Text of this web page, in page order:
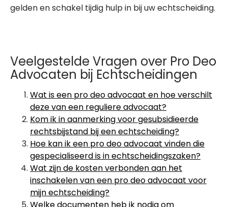
gelden en schakel tijdig hulp in bij uw echtscheiding.
Veelgestelde Vragen over Pro Deo
Advocaten bij Echtscheidingen
Wat is een pro deo advocaat en hoe verschilt
deze van een reguliere advocaat?
Kom ik in aanmerking voor gesubsidieerde
rechtsbijstand bij een echtscheiding?
Hoe kan ik een pro deo advocaat vinden die
gespecialiseerd is in echtscheidingszaken?
Wat zijn de kosten verbonden aan het
inschakelen van een pro deo advocaat voor
mijn echtscheiding?